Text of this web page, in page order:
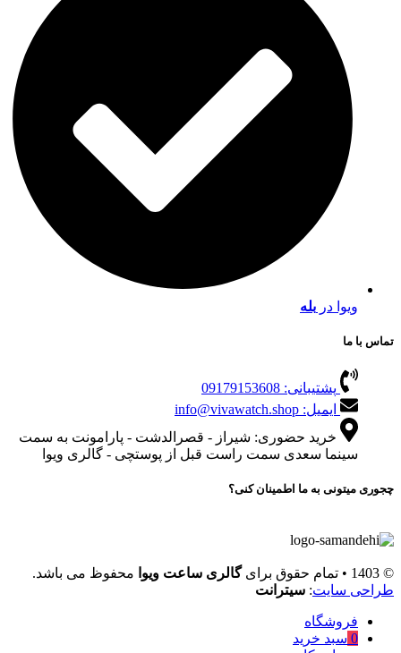
ویوا در بله
تماس با ما
پشتیبانی: 09179153608
ایمیل: info@vivawatch.shop
خرید حضوری: شیراز - قصرالدشت - پارامونت به سمت
سینما سعدی سمت راست قبل از پوستچی - گالری ویوا
چجوری میتونی به ما اطمینان کنی؟
© 1403 • تمام حقوق برای گالری ساعت ویوا محفوظ می باشد.
طراحی سایت: سیترانت
فروشگاه
0 سبد خرید